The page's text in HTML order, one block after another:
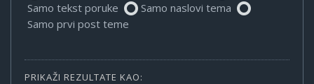
Samo tekst poruke
Samo naslovi tema
Samo prvi post teme
PRIKAŽI REZULTATE KAO: